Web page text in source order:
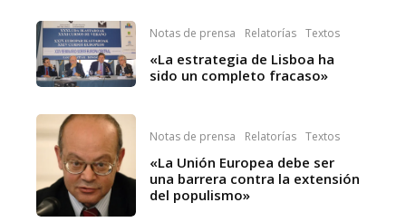
Notas de prensa Relatorías Textos
«La estrategia de Lisboa ha
sido un completo fracaso»
Notas de prensa Relatorías Textos
«La Unión Europea debe ser
una barrera contra la extensión
del populismo»